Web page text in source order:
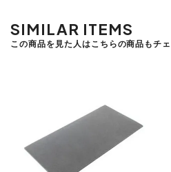
SIMILAR ITEMS
この商品を見た人はこちらの商品もチ